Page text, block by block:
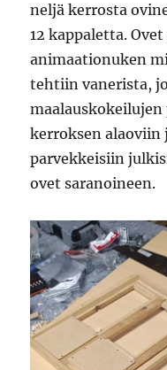
neljä kerrosta
12 kappaletta.
animaationuken
tehtiin vanerista,
kerroksen alaoviin
parvekkeisiin
ovet saranoineen.